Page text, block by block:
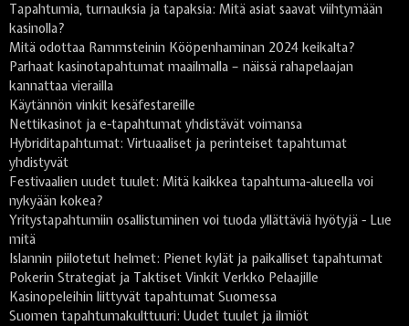
Tapahtumia, turnauksia ja tapaksia: Mitä asiat saavat viihtymään
kasinolla?
Mitä odottaa Rammsteinin Kööpenhaminan 2024 keikalta?
Parhaat kasinotapahtumat maailmalla – näissä rahapelaajan
kannattaa vierailla
Käytännön vinkit kesäfestareille
Nettikasinot ja e-tapahtumat yhdistävät voimansa
Hybriditapahtumat: Virtuaaliset ja perinteiset tapahtumat
yhdistyvät
Festivaalien uudet tuulet: Mitä kaikkea tapahtuma-alueella voi
nykyään kokea?
Yritystapahtumiin osallistuminen voi tuoda yllättäviä hyötyjä - Lue
mitä
Islannin piilotetut helmet: Pienet kylät ja paikalliset tapahtumat
Pokerin Strategiat ja Taktiset Vinkit Verkko Pelaajille
Kasinopeleihin liittyvät tapahtumat Suomessa
Suomen tapahtumakulttuuri: Uudet tuulet ja ilmiöt